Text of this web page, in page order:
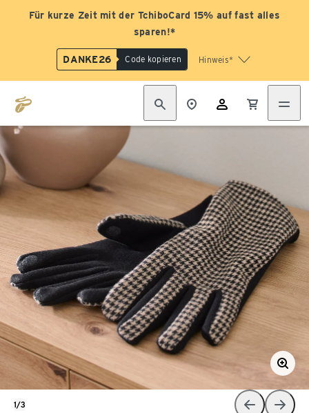
Für kurze Zeit mit der TchiboCard 15% auf fast alles
sparen!*
DANKE26 Code kopieren Hinweis*
1/3